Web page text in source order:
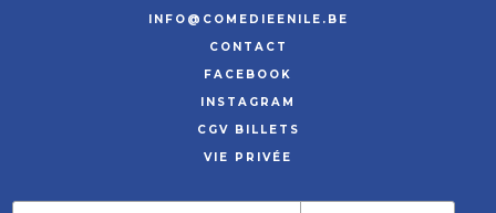
INFO@COMEDIEENILE.BE
CONTACT
FACEBOOK
INSTAGRAM
CGV BILLETS
VIE PRIVÉE